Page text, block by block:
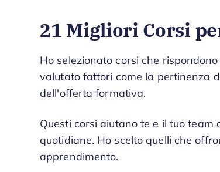
21 Migliori Corsi
Ho selezionato corsi che
valutato fattori come la pertinenza
dell'offerta formativa.
Questi corsi aiutano te e il tuo
quotidiane. Ho scelto quelli che
apprendimento.